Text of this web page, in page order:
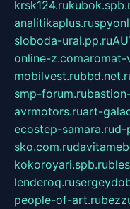
krsk124.ru
analitikaplus.ru
sloboda-ural.pp.ru
online-z.comaromat-
mobilvest.ru
smp-forum.ru
avrmotors.ruart-
ecostep-samara.rud-
sko.com.ru
kokoroyari.spb.ru
lenderoq.ru
people-of-art.ru